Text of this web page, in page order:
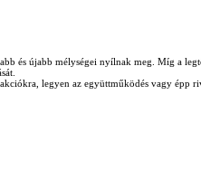
és újabb mélységei nyílnak meg. Míg a
legyen az együttműködés vagy épp